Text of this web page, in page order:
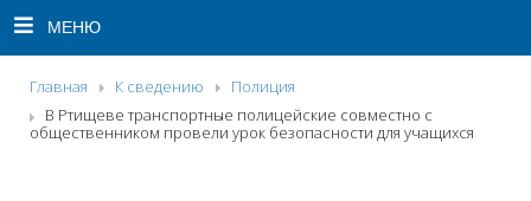
МЕНЮ
НОВОСТИ
ОФИЦИАЛЬНО
Главная К сведению
Полиция
В Ртищеве транспортные полицейские совместно с
общественником провели урок безопасности для учащихся